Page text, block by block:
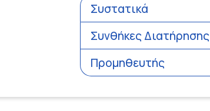
Συστατικά
Συνθήκες Διατήρησης
Προμηθευτής